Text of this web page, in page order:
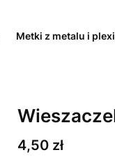
Metki z metalu i plexi
Cena
4,50 zł